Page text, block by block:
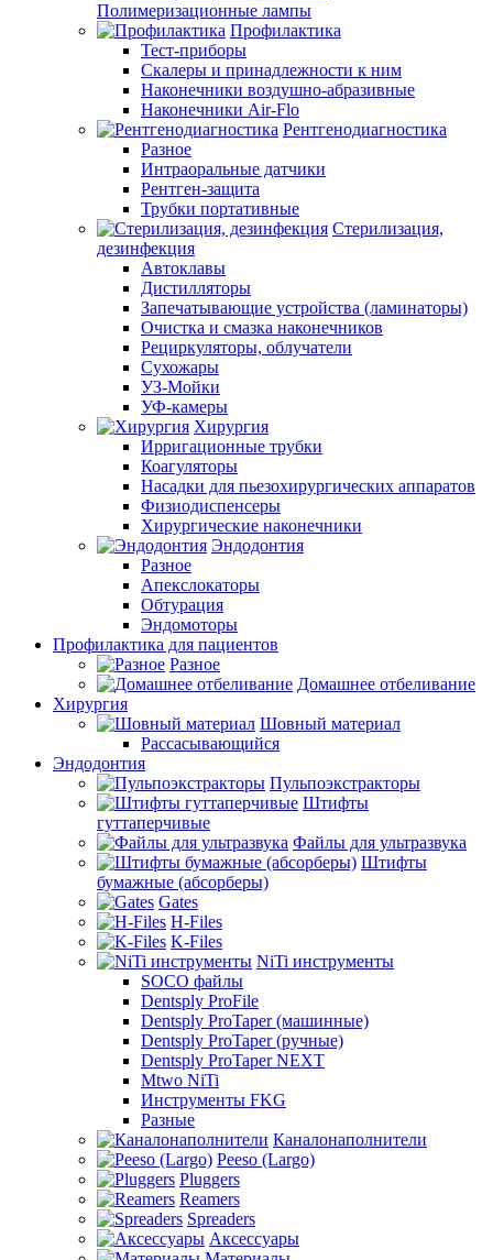
Полимеризационные лампы
Профилактика
Тест-приборы
Скалеры и принадлежности к ним
Наконечники воздушно-абразивные
Наконечники Air-Flo
Рентгенодиагностика
Разное
Интраоральные датчики
Рентген-защита
Трубки портативные
Стерилизация,
дезинфекция
Автоклавы
Дистилляторы
Запечатывающие устройства (ламинаторы)
Очистка и смазка наконечников
Рециркуляторы, облучатели
Сухожары
УЗ-Мойки
УФ-камеры
Хирургия
Ирригационные трубки
Коагуляторы
Насадки для пьезохирургических аппаратов
Физиодиспенсеры
Хирургические наконечники
Эндодонтия
Разное
Апекслокаторы
Обтурация
Эндомоторы
Профилактика для пациентов
Разное
Домашнее отбеливание
Хирургия
Шовный материал
Рассасывающийся
Эндодонтия
Пульпоэкстракторы
Штифты
гуттаперчивые
Файлы для ультразвука
Штифты
бумажные (абсорберы)
Gates
H-Files
K-Files
NiTi инструменты
SOCO файлы
Dentsply ProFile
Dentsply ProTaper (машинные)
Dentsply ProTaper (ручные)
Dentsply ProTaper NEXT
Mtwo NiTi
Инструменты FKG
Разные
Каналонаполнители
Peeso (Largo)
Pluggers
Reamers
Spreaders
Аксессуары